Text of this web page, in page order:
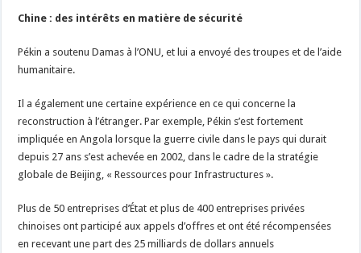
Chine : des intérêts en matière de sécurité
Pékin a soutenu Damas à l’ONU, et lui a envoyé des troupes et de l’aide
humanitaire.
Il a également une certaine expérience en ce qui concerne la
reconstruction à l’étranger. Par exemple, Pékin s’est fortement
impliquée en Angola lorsque la guerre civile dans le pays qui durait
depuis 27 ans s’est achevée en 2002, dans le cadre de la stratégie
globale de Beijing, « Ressources pour Infrastructures ».
Plus de 50 entreprises d’État et plus de 400 entreprises privées
chinoises ont participé aux appels d’offres et ont été récompensées
en recevant une part des 25 milliards de dollars annuels